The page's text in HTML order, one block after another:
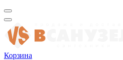
Корзина